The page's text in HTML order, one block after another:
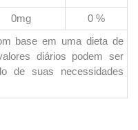
0mg
0 %
base em uma dieta de
diários podem ser
de suas necessidades